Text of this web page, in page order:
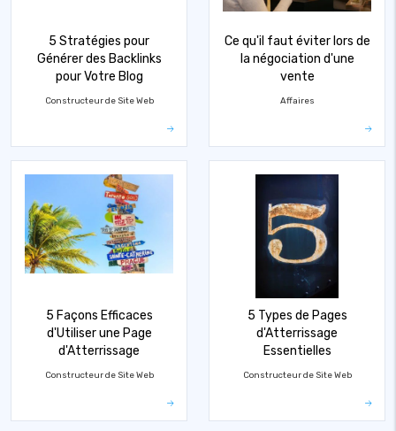
5 Stratégies pour
Générer des Backlinks
pour Votre Blog
Constructeur de Site Web
Ce qu'il faut éviter lors de
la négociation d'une
vente
Affaires
5 Façons Efficaces
d'Utiliser une Page
d'Atterrissage
Constructeur de Site Web
5 Types de Pages
d'Atterrissage
Essentielles
Constructeur de Site Web